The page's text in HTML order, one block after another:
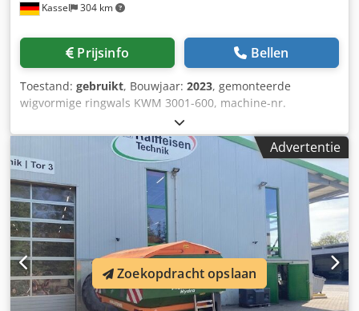
Kassel 304 km
Prijsinfo Bellen
Toestand: gebruikt, Bouwjaar: 2023, gemonteerde
wigvormige ringwals KWM 3001-600, machine-nr.
KW00059843, set lagering voor / wals - aanbouw compacte
schijveneg, schijvendraagveld voor Catros hydraulische /
werkdiepteverstelling, LED-verlichting voor de weg voor
starre machines / schijf Dcsdpfjr Ty N Eex Aqpjk
Advertentie
Zoekopdracht opslaan